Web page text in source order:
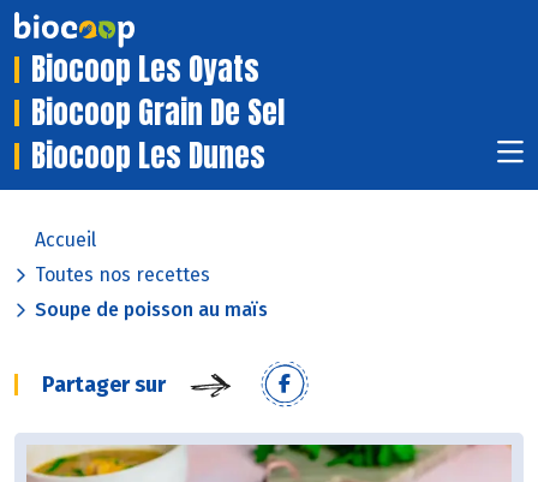
Biocoop Les Oyats
Biocoop Grain De Sel
Biocoop Les Dunes
Accueil
Toutes nos recettes
Soupe de poisson au maïs
Partager sur